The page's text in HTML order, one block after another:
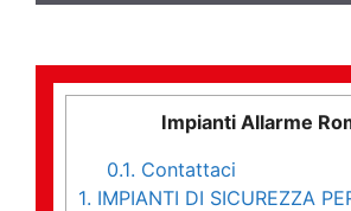
Impianti Allarme
0.1. Contattaci
1. IMPIANTI DI SICUREZZA